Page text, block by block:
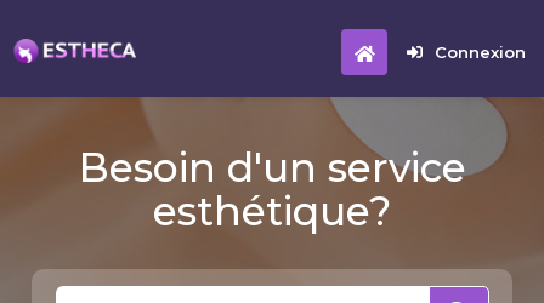
Connexion
Besoin d'un service
esthétique?